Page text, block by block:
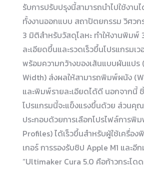
รับการปรับปรุงนี้สามารถนำไปใช้งาน
ทั้งงานออกแบบ สถาปัตยกรรม วิศว
3 มิติสำหรับวัสดุโลหะ ทำให้งานพิมพ์
ละเอียดขึ้นและรวดเร็วขึ้นโปรแกรมเ
พร้อมความกว้างของเส้นแบบผันแปร
Width) ส่งผลให้สามารถพิมพ์ผนัง
และพิมพ์รายละเอียดได้ดี นอกจากนี้
โปรแกรมนี้จะแข็งแรงขึ้นด้วย ส่วนคุ
ประกอบด้วยการเลือกโปรไฟล์การพิ
Profiles) ได้เร็วขึ้นสำหรับผู้ใช้เครื่อ
เกอร์ การรองรับชิป Apple M1 และอี
“Ultimaker Cura 5.0 คือก้าวกระโ